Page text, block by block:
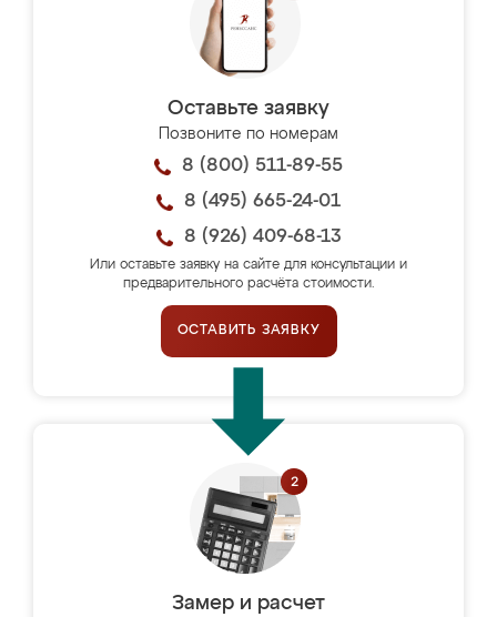
Оставьте заявку
Позвоните по номерам
8 (800) 511-89-55
8 (495) 665-24-01
8 (926) 409-68-13
Или оставьте заявку на сайте для консультации и
предварительного расчёта стоимости.
ОСТАВИТЬ ЗАЯВКУ
Замер и расчет